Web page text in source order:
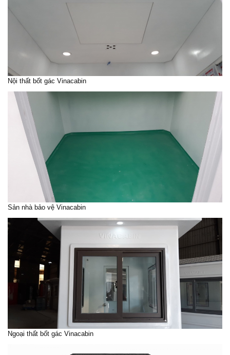
Nội thất bốt gác Vinacabin
Sản nhà bảo vệ Vinacabin
Ngoại thất bốt gác Vinacabin